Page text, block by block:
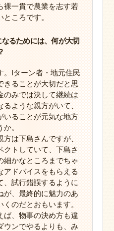
裸一貫で農業を志す若
ころです。
るためには、何が大切
。Iターン者・地元住民
きることが大切だと思
のみでは決して継続は
ような親方がいて、
いることが元気な地方
。
は下島さんですが、
クトしていて、下島さ
細かなところまでちゃ
アドバイスをもらえる
、試行錯誤するように
が、最終的に魅力のあ
のだとおもいます。
ば、物事の決め方も違
ウンでやるよりも、み